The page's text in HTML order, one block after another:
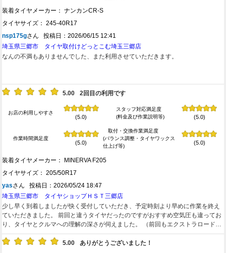
装着タイヤメーカー： ナンカンCR-S
タイヤサイズ： 245-40R17
nsp175gさん 投稿日：2026/06/15 12:41
埼玉県三郷市 タイヤ取付けどっとこむ埼玉三郷店
なんの不満もありませんでした、また利用させていただきます。
5.00 2回目の利用です
お店の利用しやすさ
(5.0)
スタッフ対応満足度
(料金及び作業説明等)
(5.0)
作業時間満足度
(5.0)
取付・交換作業満足度
(バランス調整・タイヤワックス
仕上げ等)
(5.0)
装着タイヤメーカー： MINERVA F205
タイヤサイズ： 205/50R17
yasさん 投稿日：2026/05/24 18:47
埼玉県三郷市 タイヤショップＨＳＴ三郷店
少し早く到着しましたが快く受付していただき、予定時刻より早めに作業を終え
ていただきました。 前回と違うタイヤだったのですがおすすめ空気圧も違ってお
り、タイヤとクルマへの理解の深さが伺えました。 （前回もエクストラロードタ
5.00
ありがとうございました！